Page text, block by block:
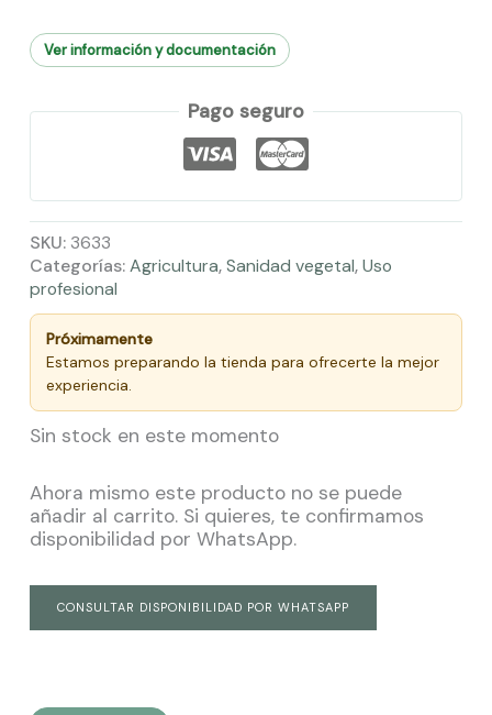
Ver información y documentación
Pago seguro
SKU: 3633
Categorías:Agricultura,Sanidad vegetal,Uso
profesional
Próximamente
Estamos preparando la tienda para ofrecerte la mejor
experiencia.
Sin stock en este momento
Ahora mismo este producto no se puede
añadir al carrito. Si quieres, te confirmamos
disponibilidad por WhatsApp.
CONSULTAR DISPONIBILIDAD POR WHATSAPP